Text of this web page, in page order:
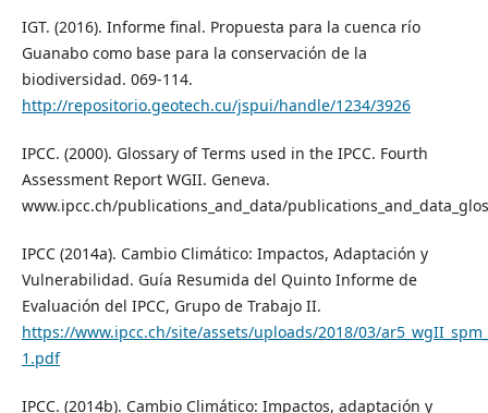
IGT. (2016). Informe final. Propuesta para la cuenca río
Guanabo como base para la conservación de la
biodiversidad. 069-114.
http://repositorio.geotech.cu/jspui/handle/1234/3926
IPCC. (2000). Glossary of Terms used in the IPCC. Fourth
Assessment Report WGII. Geneva.
www.ipcc.ch/publications_and_data/
IPCC (2014a). Cambio Climático: Impactos, Adaptación y
Vulnerabilidad. Guía Resumida del Quinto Informe de
Evaluación del IPCC, Grupo de Trabajo II.
https://www.ipcc.ch/site/assets/uploads/2018/03/
1.pdf
IPCC. (2014b). Cambio Climático: Impactos, adaptación y